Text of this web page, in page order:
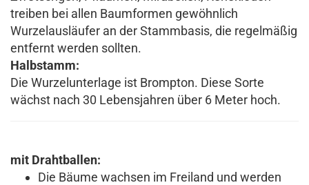
treiben bei allen Baumformen gewöhnlich
Wurzelausläufer an der Stammbasis, die regelmäßig
entfernt werden sollten.
Halbstamm:
Die Wurzelunterlage ist Brompton. Diese Sorte
wächst nach 30 Lebensjahren über 6 Meter hoch.
mit Drahtballen:
Die Bäume wachsen im Freiland und werden